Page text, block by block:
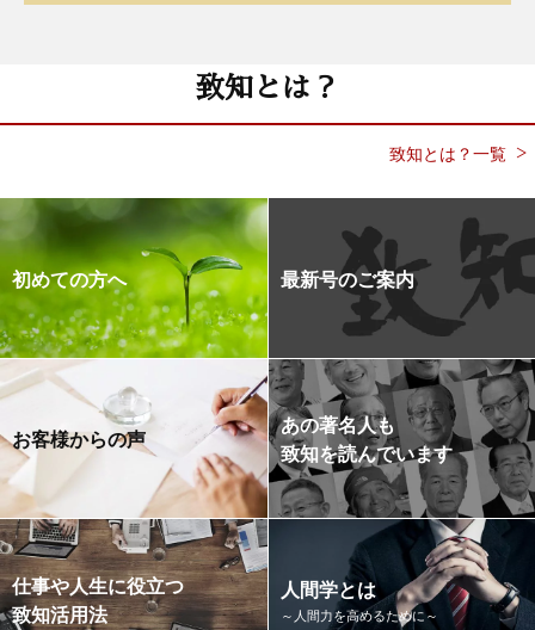
致知とは？
致知とは？一覧
初めての方へ 最新号のご案内
お客様からの声
あの著名人も
致知を読んでいます
仕事や人生に役立つ
致知活用法
人間学とは
～人間力を高めるために～